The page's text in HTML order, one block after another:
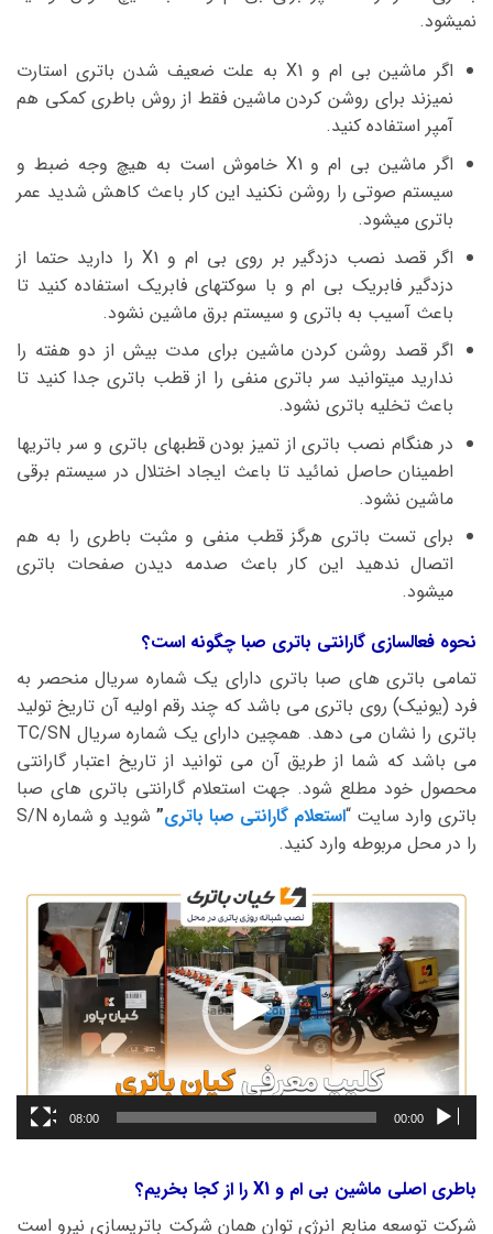
نمیشود.
اگر ماشین بی ام و X1 به علت ضعیف شدن باتری استارت
نمیزند برای روشن کردن ماشین فقط از روش باطری کمکی هم
آمپر استفاده کنید.
اگر ماشین بی ام و X1 خاموش است به هیچ وجه ضبط و
سیستم صوتی را روشن نکنید این کار باعث کاهش شدید عمر
باتری میشود.
اگر قصد نصب دزدگیر بر روی بی ام و X1 را دارید حتما از
دزدگیر فابریک بی ام و با سوکتهای فابریک استفاده کنید تا
باعث آسیب به باتری و سیستم برق ماشین نشود.
اگر قصد روشن کردن ماشین برای مدت بیش از دو هفته را
ندارید میتوانید سر باتری منفی را از قطب باتری جدا کنید تا
باعث تخلیه باتری نشود.
در هنگام نصب باتری از تمیز بودن قطبهای باتری و سر باتریها
اطمینان حاصل نمائید تا باعث ایجاد اختلال در سیستم برقی
ماشین نشود.
برای تست باتری هرگز قطب منفی و مثبت باطری را به هم
اتصال ندهید این کار باعث صدمه دیدن صفحات باتری
میشود.
نحوه فعالسازی گارانتی باتری صبا چگونه است؟
تمامی باتری های صبا باتری دارای یک شماره سریال منحصر به
فرد (یونیک) روی باتری می باشد که چند رقم اولیه آن تاریخ تولید
باتری را نشان می دهد. همچین دارای یک شماره سریال TC/SN
می باشد که شما از طریق آن می توانید از تاریخ اعتبار گارانتی
محصول خود مطلع شود. جهت استعلام گارانتی باتری های صبا
باتری وارد سایت “استعلام گارانتی صبا باتری”
شوید و شماره S/N
را در محل مربوطه وارد کنید.
نمایشگر
ویدیو
00:00
08:00
باطری اصلی ماشین بی ام و X1 را از کجا بخریم؟
شرکت توسعه منابع انرژی توان همان شرکت باتریسازی نیرو است